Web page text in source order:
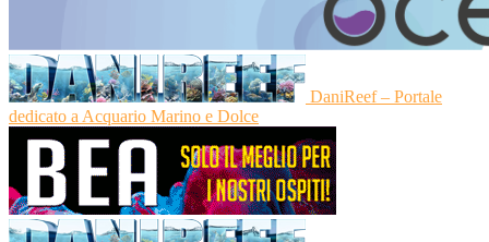
DaniReef – Portale
dedicato a Acquario Marino e Dolce